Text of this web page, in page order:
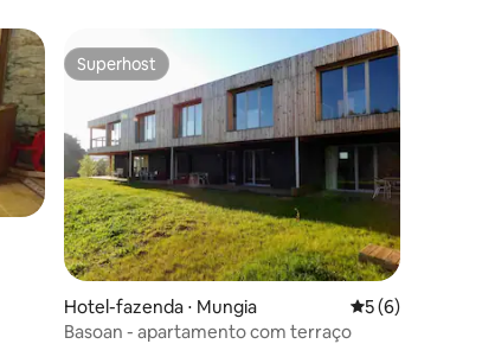
Superhost
Superhost
Hotel-fazenda ⋅ Mungia 5 de uma
5 (6)
Basoan - apartamento com terraço